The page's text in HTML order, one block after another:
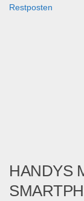
Restposten
HANDYS